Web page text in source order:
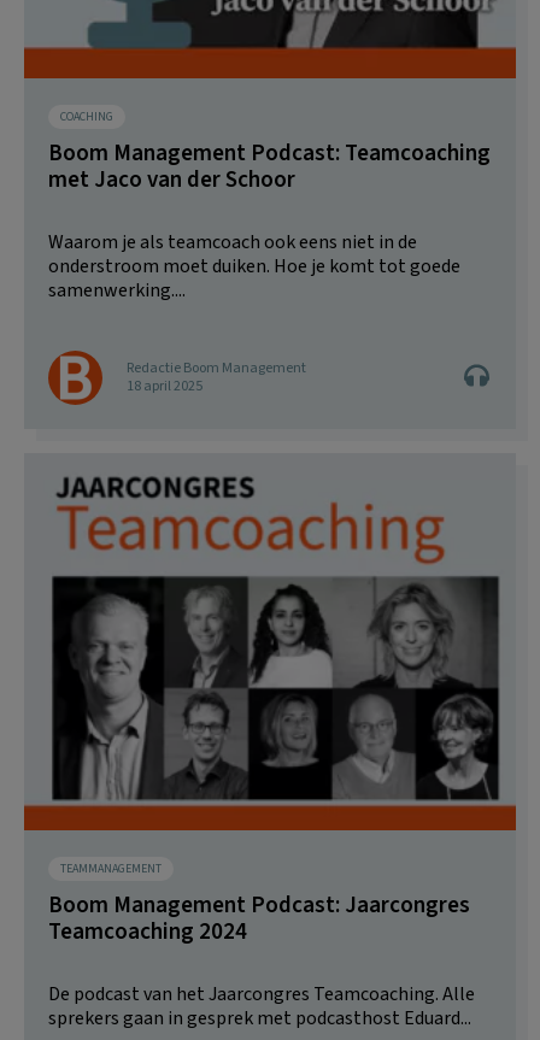
COACHING
Boom Management Podcast: Teamcoaching
met Jaco van der Schoor
Waarom je als teamcoach ook eens niet in de
onderstroom moet duiken. Hoe je komt tot goede
samenwerking....
Redactie Boom Management
18 april 2025
TEAMMANAGEMENT
Boom Management Podcast: Jaarcongres
Teamcoaching 2024
De podcast van het Jaarcongres Teamcoaching. Alle
sprekers gaan in gesprek met podcasthost Eduard...